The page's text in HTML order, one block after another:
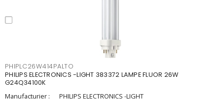
PHIPLC26W414PALTO
PHILIPS ELECTRONICS -LIGHT 383372 LAMPE FLUOR 26W
G24Q34100K
Manufacturier :
PHILIPS ELECTRONICS -LIGHT